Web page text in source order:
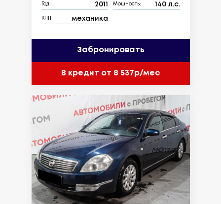
Год: 2011 Мощность: 140 л.с.
КПП: механика
Забронировать
В кредит от 8 537р/мес